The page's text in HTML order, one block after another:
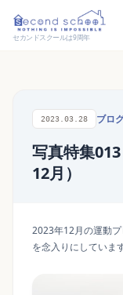
セカンドスクールは9周年
2023.03.28 ブロ
写真特集
12月）
2023年12月の運動
を念入りにしています